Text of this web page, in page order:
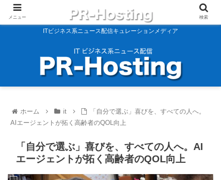
ITビジネス系ニュース配信キュレーションメディア
ホーム it
「自分で選ぶ」喜びを、すべての人へ。
AIエージェントが拓く高齢者のQOL向上
「自分で選ぶ」喜びを、すべての人へ。AI
エージェントが拓く高齢者のQOL向上
メニュー 検索